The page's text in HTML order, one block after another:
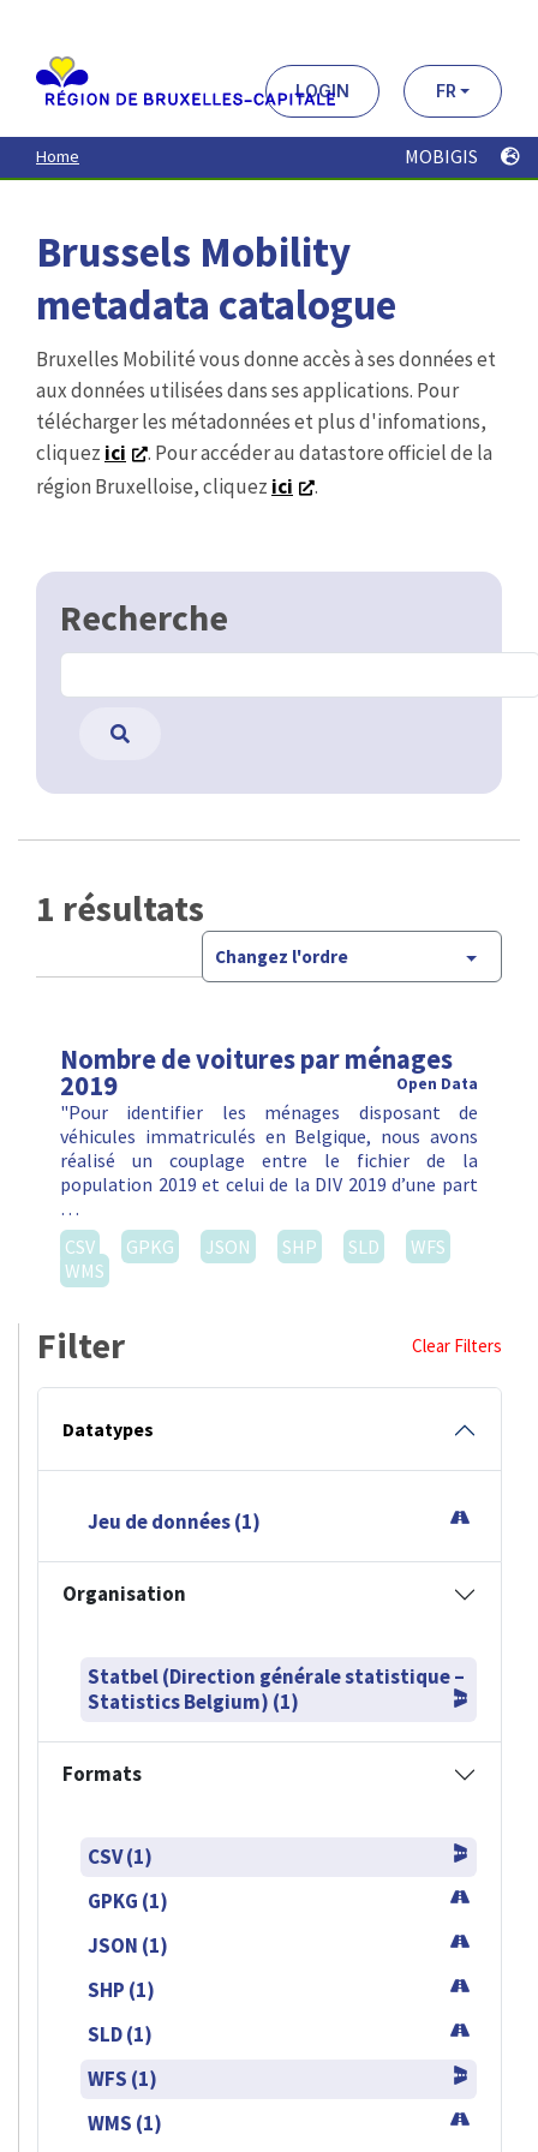
contenu
principal
LOGIN FR
Home MOBIGIS
Brussels Mobility
metadata catalogue
Bruxelles Mobilité vous donne accès à ses données et
aux données utilisées dans ses applications. Pour
télécharger les métadonnées et plus d'infomations,
cliquez ici
. Pour accéder au datastore officiel de la
région Bruxelloise, cliquez ici .
Recherche
1 résultats
Changez l'ordre
Nombre de voitures par ménages
2019 Open Data
"Pour identifier les ménages disposant de
véhicules immatriculés en Belgique, nous avons
réalisé un couplage entre le fichier de la
population 2019 et celui de la DIV 2019 d’une part
…
CSV
GPKG JSON SHP SLD
WFS
WMS
Filter Clear Filters
Datatypes
Jeu de données (1)
Organisation
Statbel (Direction générale statistique –
Statistics Belgium) (1)
Formats
CSV (1)
GPKG (1)
JSON (1)
SHP (1)
SLD (1)
WFS (1)
WMS (1)